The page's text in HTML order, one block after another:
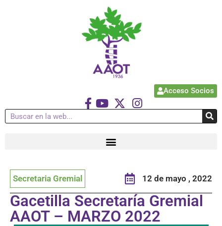
Acceso Socios
Secretaria Gremial 12 de mayo , 2022
Gacetilla Secretaría Gremial
AAOT – MARZO 2022